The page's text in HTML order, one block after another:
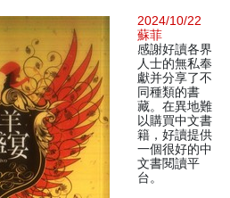
2024/10/22
蘇菲
感謝好讀各界
人士的無私奉
獻并分享了不
同種類的書
藏。在異地難
以購買中文書
籍，好讀提供
一個很好的中
文書閱讀平
台。